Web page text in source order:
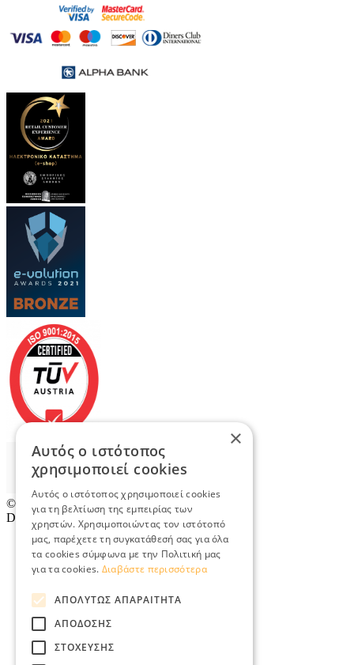
© 2026 TradeRetail.gr- All rights reserved
Designed & developed by
NETMECHANICS
×
Αυτός ο ιστότοπος
χρησιμοποιεί cookies
Αυτός ο ιστότοπος χρησιμοποιεί cookies
για τη βελτίωση της εμπειρίας των
χρηστών. Χρησιμοποιώντας τον ιστότοπό
μας, παρέχετε τη συγκατάθεσή σας για όλα
τα cookies σύμφωνα με την Πολιτική μας
για τα cookies. Διαβάστε περισσότερα
ΑΠΟΛΎΤΩΣ ΑΠΑΡΑΊΤΗΤΑ
ΑΠΌΔΟΣΗΣ
ΣΤΌΧΕΥΣΗΣ